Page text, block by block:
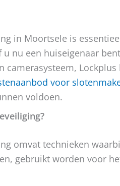
in Moortsele is
u nu een huiseigenaar
camerasysteem,
voor
voldoen.
omvat technieken
gebruikt worden voor